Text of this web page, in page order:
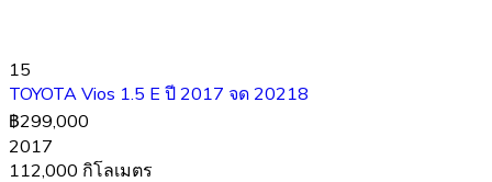
15
TOYOTA Vios 1.5 E ปี 2017 จด 20218
฿299,000
2017
112,000 กิโลเมตร